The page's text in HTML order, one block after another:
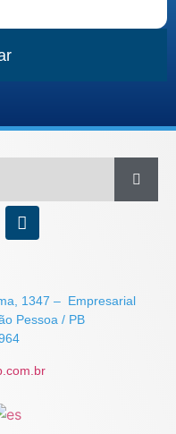
1347 – Empresarial
Pessoa / PB